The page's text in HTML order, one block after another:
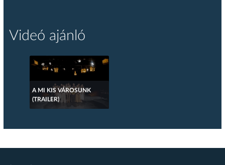
Videó ajánló
A MI KIS VÁROSUNK
(TRAILER)